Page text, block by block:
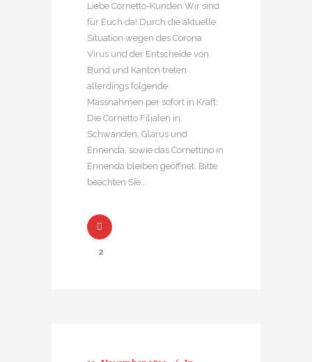
Liebe Cornetto-Kunden Wir sind
für Euch da! Durch die aktuelle
Situation wegen des Corona
Virus und der Entscheide von
Bund und Kanton treten
allerdings folgende
Massnahmen per sofort in Kraft:
Die Cornetto Filialen in
Schwanden, Glarus und
Ennenda, sowie das Cornettino in
Ennenda bleiben geöffnet. Bitte
beachten Sie...
2